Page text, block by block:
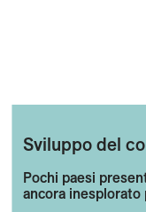
Sviluppo del
Pochi paesi
ancora inesplorato